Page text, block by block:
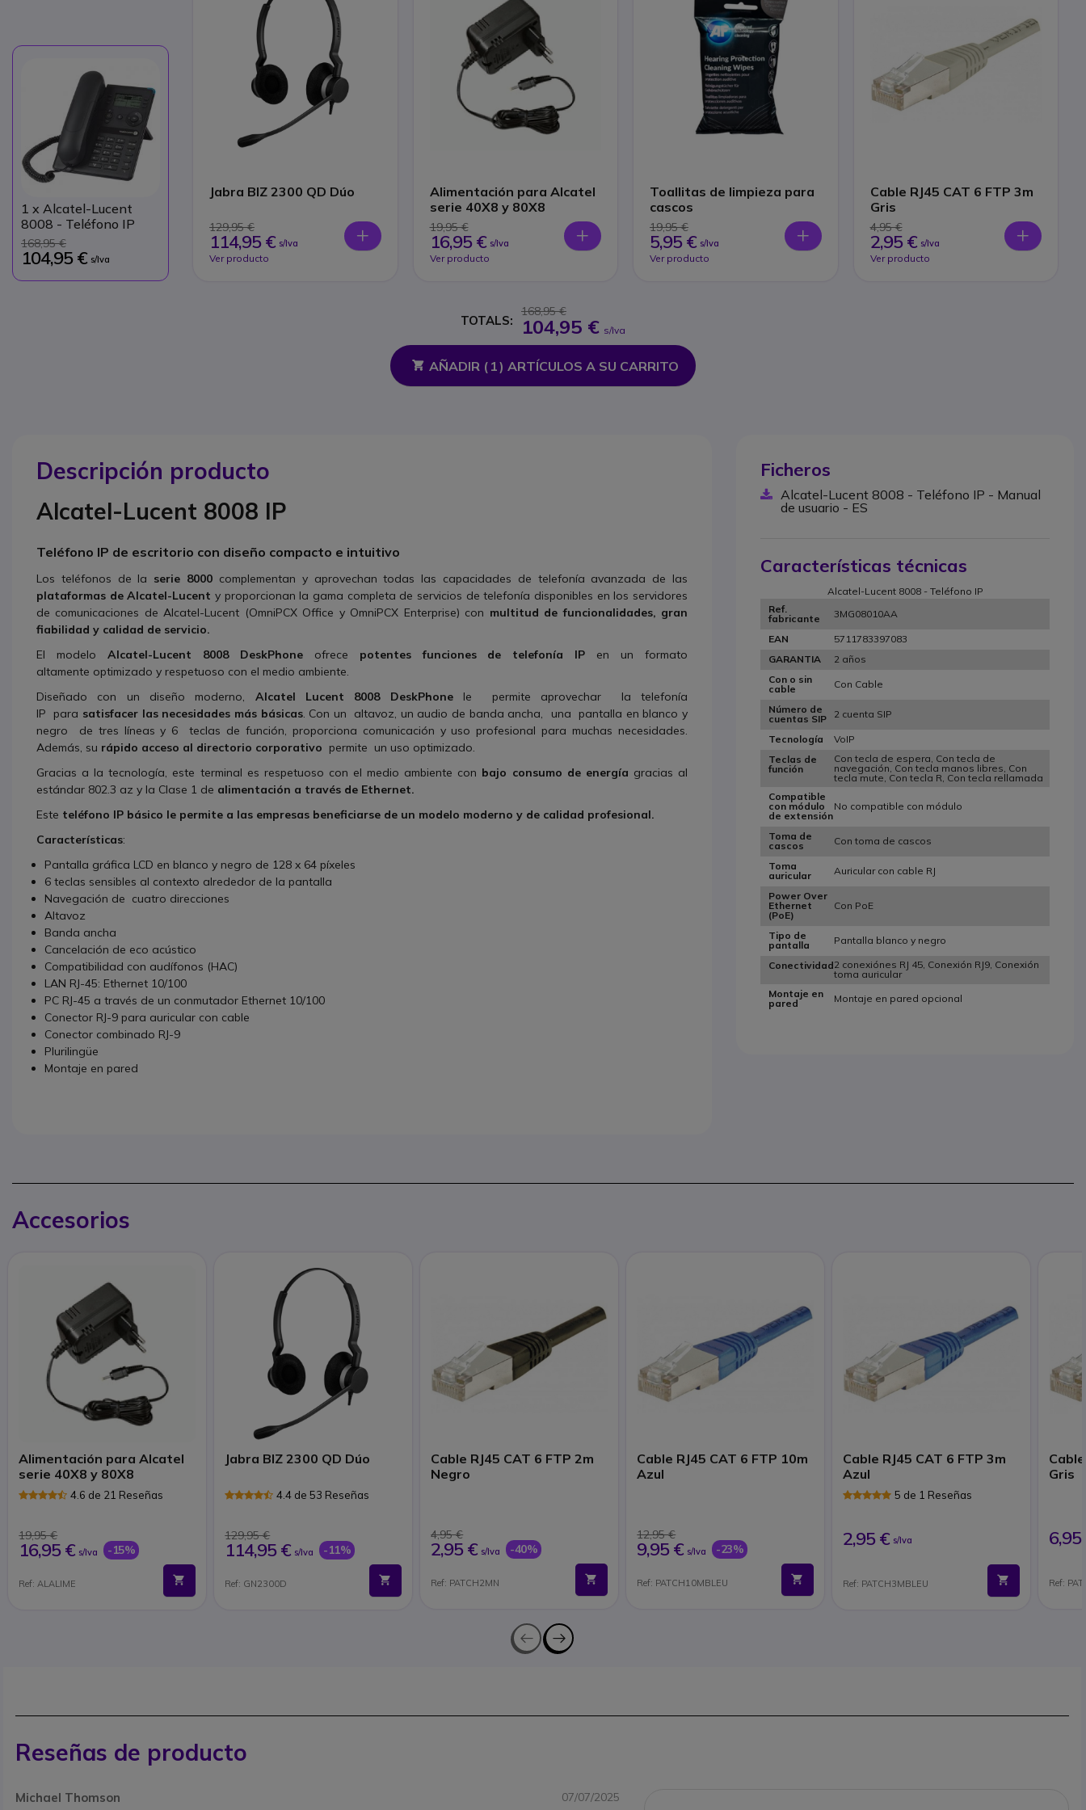
1 x Alcatel-Lucent
8008 - Teléfono IP
168,95 €
104,95 € s/Iva
Jabra BIZ 2300 QD Dúo
129,95 €
114,95 € s/Iva
Ver producto
Alimentación para Alcatel
serie 40X8 y 80X8
19,95 €
16,95 € s/Iva
Ver producto
Toallitas de limpieza para
cascos
19,95 €
5,95 € s/Iva
Ver producto
Cable RJ45 CAT 6 FTP 3m
Gris
4,95 €
2,95 € s/Iva
Ver producto
TOTALS:
168,95 €
104,95 € s/Iva
AÑADIR ( 1) ARTÍCULOS A SU CARRITO
Descripción producto
Alcatel-Lucent 8008 IP
Teléfono IP de escritorio con diseño compacto e intuitivo
Los teléfonos de la serie 8000 complementan y aprovechan todas las capacidades de telefonía avanzada de las
plataformas de Alcatel-Lucent y proporcionan la gama completa de servicios de telefonía disponibles en los servidores
de comunicaciones de Alcatel-Lucent (OmniPCX Office y OmniPCX Enterprise) con multitud de funcionalidades, gran
fiabilidad y calidad de servicio.
El modelo Alcatel-Lucent 8008 DeskPhoneofrece potentes funciones de telefonía IP en un formato
altamente optimizado y respetuoso con el medio ambiente.
Diseñado con un diseño moderno,
Alcatel Lucent 8008 DeskPhonele permite aprovechar la telefonía
IP para satisfacer las necesidades más básicas. Con un altavoz, un audio de banda ancha, una pantalla en blanco y
negro de tres líneas y 6 teclas de función, proporciona comunicación y uso profesional para muchas necesidades.
Además, su rápido acceso al directorio corporativo permite un uso optimizado.
Gracias a la tecnología, este terminal es respetuoso con el medio ambiente con bajo consumo de energía gracias al
estándar 802.3 az y la Clase 1 de alimentación a través de Ethernet.
Este teléfono IP básico le permite a las empresas beneficiarse de un modelo moderno y de calidad profesional.
Características:
Pantalla gráfica LCD en blanco y negro de 128 x 64 píxeles
6 teclas sensibles al contexto alrededor de la pantalla
Navegación de cuatro direcciones
Altavoz
Banda ancha
Cancelación de eco acústico
Compatibilidad con audífonos (HAC)
LAN RJ-45: Ethernet 10/100
PC RJ-45 a través de un conmutador Ethernet 10/100
Conector RJ-9 para auricular con cable
Conector combinado RJ-9
Plurilingüe
Montaje en pared
Ficheros
Alcatel-Lucent 8008 - Teléfono IP - Manual
de usuario - ES
Características técnicas
Alcatel-Lucent 8008 - Teléfono IP
Ref.
fabricante
3MG08010AA
EAN
5711783397083
GARANTIA
2 años
Con o sin
cable
Con Cable
Número de
cuentas SIP
2 cuenta SIP
Tecnología
VoIP
Teclas de
función
Con tecla de espera, Con tecla de
navegación, Con tecla manos libres, Con
tecla mute, Con tecla R, Con tecla rellamada
Compatible
con módulo
de extensión
No compatible con módulo
Toma de
cascos
Con toma de cascos
Toma
auricular
Auricular con cable RJ
Power Over
Ethernet
(PoE)
Con PoE
Tipo de
pantalla
Pantalla blanco y negro
Conectividad2 conexiónes RJ 45, Conexión RJ9, Conexión
toma auricular
Montaje en
pared
Montaje en pared opcional
Accesorios
Alimentación para Alcatel
serie 40X8 y 80X8
4.6 de 21 Reseñas
19,95 €
16,95 € s/Iva -15%
Ref: ALALIME
Jabra BIZ 2300 QD Dúo
4.4 de 53 Reseñas
129,95 €
114,95 € s/Iva -11%
Ref: GN2300D
Cable RJ45 CAT 6 FTP 2m
Negro
4,95 €
2,95 € s/Iva -40%
Ref: PATCH2MN
Cable RJ45 CAT 6 FTP 10m
Azul
12,95 €
9,95 € s/Iva -23%
Ref: PATCH10MBLEU
Cable RJ45 CAT 6 FTP 3m
Azul
5 de 1 Reseñas
2,95 € s/Iva
Ref: PATCH3MBLEU
Gris
Ref:
Reseñas de producto
Michael Thomson 07/07/2025